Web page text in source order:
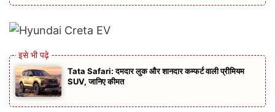
Tata Safari: दमदार लुक और शानदार कम्फर्ट वाली प्रीमियम
SUV, जानिए कीमत